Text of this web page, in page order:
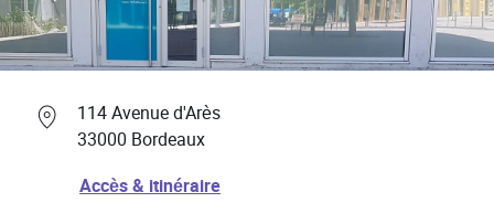
Professionnels de santé
114 Avenue d'Arès
33000 Bordeaux
Link Opens in New Tab
Accès & itinéraireLink Opens in New Tab